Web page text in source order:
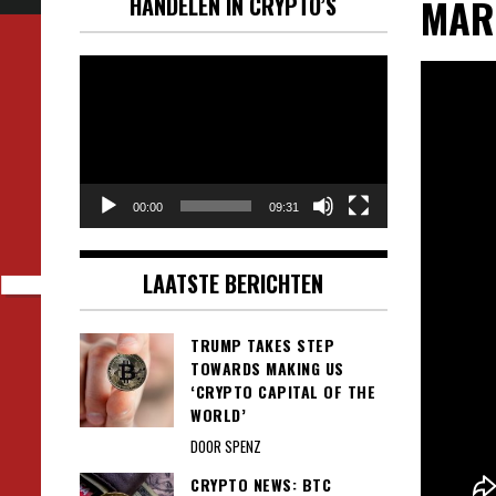
00:00 09:31
LAATSTE BERICHTEN
TRUMP TAKES STEP
TOWARDS MAKING US
‘CRYPTO CAPITAL OF THE
WORLD’
DOOR SPENZ
CRYPTO NEWS: BTC